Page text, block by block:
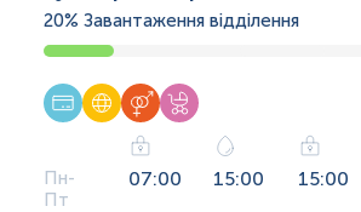
20% Завантаження відділення
Пн-
Пт
07:00 15:00 15:00